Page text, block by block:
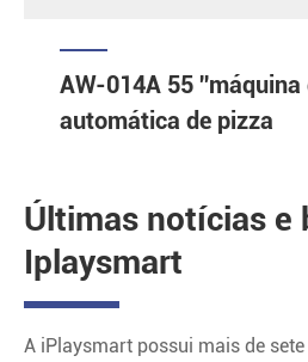
AW-014A 55 ''máquina
automática de pizza
Últimas notícias e
Iplaysmart
A iPlaysmart possui mais de